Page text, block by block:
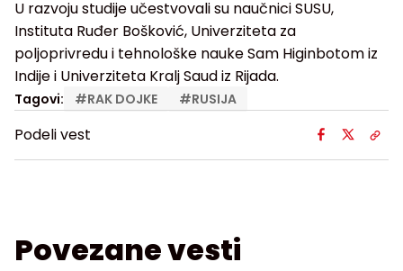
U razvoju studije učestvovali su naučnici SUSU,
Instituta Ruđer Bošković, Univerziteta za
poljoprivredu i tehnološke nauke Sam Higinbotom iz
Indije i Univerziteta Kralj Saud iz Rijada.
Tagovi: #RAK DOJKE #RUSIJA
Podeli vest
Povezane vesti